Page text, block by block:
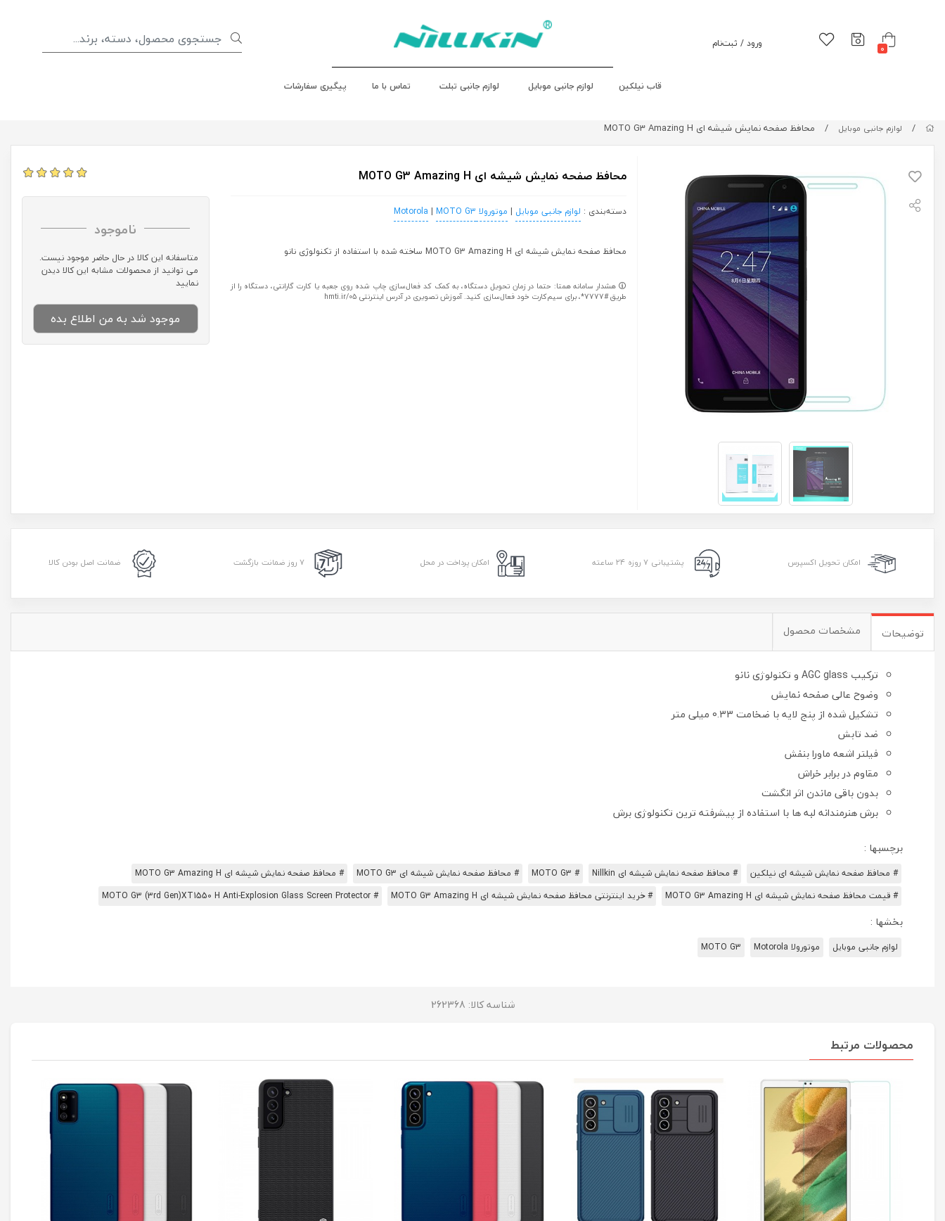
0 ورود / ثبت‌نام
قاب نیلکین لوازم جانبی موبایل لوازم جانبی تبلت تماس با ما پیگیری سفارشات
/ لوازم جانبی موبایل / محافظ صفحه نمایش شیشه ای MOTO G3 Amazing H
محافظ صفحه نمایش شیشه ای MOTO G3 Amazing H
دسته‌بندی : لوازم جانبی موبایل | موتورولا Motorola | MOTO G3
محافظ صفحه نمایش شیشه ای MOTO G3 Amazing H ساخته شده با استفاده از تکنولوژی نانو
هشدار سامانه همتا: حتما در زمان تحویل دستگاه، به کمک کد فعال‌سازی چاپ شده روی جعبه یا کارت گارانتی، دستگاه را از
طریق #7777*، برای سیم‌کارت خود فعال‌سازی کنید. آموزش تصویری در آدرس اینترنتی hmti.ir/05
ناموجود
متاسفانه این کالا در حال حاضر موجود نیست.
می توانید از محصولات مشابه این کالا دیدن
نمایید
موجود شد به من اطلاع بده
امکان تحویل اکسپرس پشتیبانی ۷ روزه ۲۴ ساعته امکان پرداخت در محل ۷ روز ضمانت بازگشت ضمانت اصل بودن کالا
توضیحات مشخصات محصول
ترکیب AGC glass و تکنولوژی نانو
وضوح عالی صفحه نمایش
تشکیل شده از پنج لایه با ضخامت 0.33 میلی متر
ضد تابش
فیلتر اشعه ماورا بنفش
مقاوم در برابر خراش
بدون باقی ماندن اثر انگشت
برش هنرمندانه لبه ها با استفاده از پیشرفته ترین تکنولوژی برش
برچسبها :
# محافظ صفحه نمایش شیشه ای نیلکین # محافظ صفحه نمایش شیشه ای Nillkin # MOTO G3 # محافظ صفحه نمایش شیشه ای MOTO G3
# محافظ صفحه نمایش شیشه ای MOTO G3 Amazing H
# قیمت محافظ صفحه نمایش شیشه ای MOTO G3 Amazing H
# خرید اینترنتی محافظ صفحه نمایش شیشه ای MOTO G3 Amazing H # MOTO G3 (3rd Gen)XT1550 H Anti-Explosion Glass Screen Protector
بخشها :
لوازم جانبی موبایل موتورولا Motorola MOTO G3
شناسه کالا: 262368
محصولات مرتبط